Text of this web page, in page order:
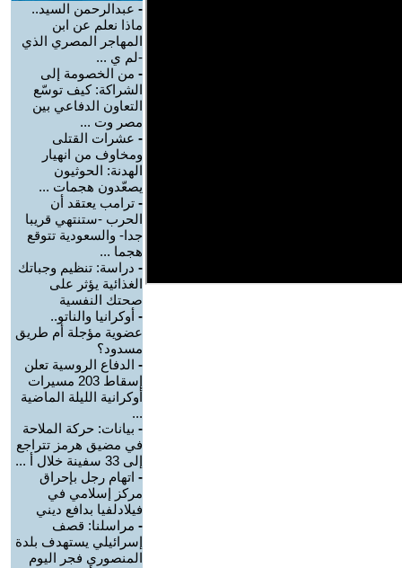
- عبدالرحمن السيد..
ماذا نعلم عن ابن
المهاجر المصري الذي
-لم ي ...
- من الخصومة إلى
الشراكة: كيف توسّع
التعاون الدفاعي بين
مصر وت ...
- عشرات القتلى
ومخاوف من انهيار
الهدنة: الحوثيون
يصعّدون هجمات ...
- ترامب يعتقد أن
الحرب -ستنتهي قريبا
جدا- والسعودية تتوقع
هجما ...
- دراسة: تنظيم وجباتك
الغذائية يؤثر على
صحتك النفسية
- أوكرانيا والناتو..
عضوية مؤجلة أم طريق
مسدود؟
- الدفاع الروسية تعلن
إسقاط 203 مسيرات
أوكرانية الليلة الماضية
...
- بيانات: حركة الملاحة
في مضيق هرمز تتراجع
إلى 33 سفينة خلال أ ...
- اتهام رجل بإحراق
مركز إسلامي في
فيلادلفيا بدافع ديني
- مراسلنا: قصف
إسرائيلي يستهدف بلدة
المنصوري فجر اليوم